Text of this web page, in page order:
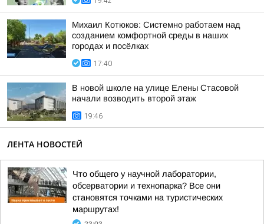
Михаил Котюков: Системно работаем над
созданием комфортной среды в наших
городах и посёлках
17:40
В новой школе на улице Елены Стасовой
начали возводить второй этаж
19:46
ЛЕНТА НОВОСТЕЙ
Что общего у научной лаборатории,
обсерватории и технопарка? Все они
становятся точками на туристических
маршрутах!